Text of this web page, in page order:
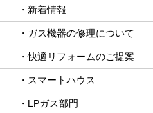
・新着情報
・ガス機器の修理について
・快適リフォームのご提案
・スマートハウス
・LPガス部門